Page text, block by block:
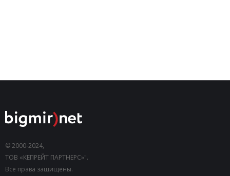
© 2000-2024,
ТОВ «КЕПРЕЙТ ПАРТНЕРС»".
Все права защищены.